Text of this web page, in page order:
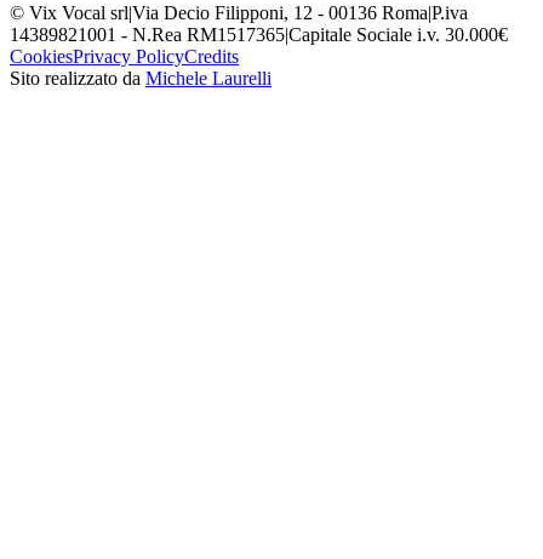
© Vix Vocal srl|Via Decio Filipponi, 12 - 00136 Roma|P.iva
14389821001 - N.Rea RM1517365|Capitale Sociale i.v. 30.000€
CookiesPrivacy PolicyCredits
Sito realizzato da Michele Laurelli